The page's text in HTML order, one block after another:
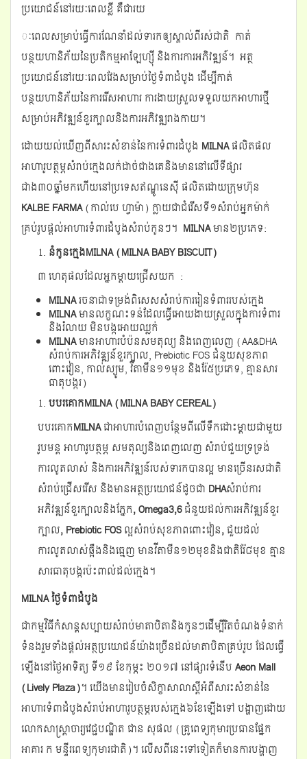
ប្រយោជន៍នៅរយៈពេលខ្លី គឺជារយ
ៈពេលសម្រាប់ធ្វើការណែនាំដល់ទារកឲ្យស្គាល់ពីរស់ជាតិ កាត់
បន្ថយហានិភ័យនៃប្រតិកម្មអាឡែហ្ស៊ី និងការការអភិវឌ្ឍន៍។ អត្ថ
ប្រយោជន៍នៅរយៈពេលវែងសម្រាប់ថ្ងៃទំពាដំបូង ដើម្បីកាត់
បន្ថយហានិភ័យនៃការរើសអាហារ ការងាយស្រួលទទួលយកអាហារថ្មី
សម្រាប់អភិវឌ្ឍន៍ខួរក្បាលនិងការអភិវឌ្ឍរាងកាយ។
ដោយយល់ឃើញពីសារះសំខាន់នៃការទំពារដំបូង MILNAផលិតផល
អាហារូបត្ថម្ភសំរាប់ក្មេងលក់ដាច់ជាងគេនិងមាននៅលើទីផ្សារ
ជាង៣០ឆ្នាំមកហើយនៅប្រទេសឥណ្ឌូនេស៊ី ផលិតដោយក្រុមហ៊ុន
KALBE FARMA(កាល់បេ ហ្វាម៉ា) ក្លាយជាជំរើសទី១សំរាប់អ្នកម៉ាក់
គ្រប់រូបផ្តល់អាហារទំពារដំបូងសំរាប់កូនៗ។ MILNA​ មាន២ប្រភេទ:
នំកូនក្មេងMILNA (MILNA BABY BISCUIT)
៣ ហេតុផលដែលអ្នកម្តាយជ្រើសយក :
MILNAរចនាជាទម្រង់ពិសេសសំរាប់ការរៀនទំពាររបស់ក្មេង
MILNAមានលក្ខណះទន់ដែលធ្វើអោយងាយស្រួលក្នុងការទំពារ
និងរំលាយ មិនបង្កអោយឈ្លក់
MILNAមានអាហារបំប៉នសមតុល្យ និងពេញលេញ (AA&DHA
សំរាប់ការអភិវឌ្ឍន៍ខួរក្បាល, Prebiotic FOS ជំនួយសុខភាព
ពោះវៀន, កាល់ស្យូម, វីតាមីន១១មុខ និងរ៉ែ៥ប្រភេទ,​ គ្មានសារ
ធាតុបង្ករ)
បបរគោកMILNA (MILNA BABY CEREAL)
បបរគោកMILNAជាអាហារបំពេញបន្ថែមពីលើទឹកដោះម្តាយជាមួយ
រូបមន្ត អាហារូបត្ថម្ភ សមតុល្យនិងពេញលេញ សំរាប់ជួយទ្រទ្រង់
ការលូតលាស់ និងការអភិវឌ្ឍន៍របស់ទារកបានល្អ មានច្រើនរសជាតិ
សំរាប់ជ្រើសរើស និងមានអត្ថប្រយោជន៍ដូចជា DHAសំរាប់ការ
អភិវឌ្ឍន៍ខួរក្បាលនិងភ្នែក,Omega3,6ជំនួយដល់ការអភិវឌ្ឍន៍ខួរ
ក្បាល, Prebiotic FOSល្អសំរាប់សុខភាពពោះវៀន, ជួយដល់
ការលូតលាស់ឆ្អឹងនិងធ្មេញ មានវីតាមីន១២មុខនិងជាតិរ៉ែ៨មុខ គ្មាន
សារធាតុបង្ករប៉ះពាល់ដល់ក្មេង។
MILNAថ្ងៃទំពាដំបូង
ជាកម្មវិធីកំសាន្តសប្បាយសំរាប់មាតាបិតានិងកូនៗដើម្បីរិតចំណងទំនាក់
ទំនងរួមទាំងផ្តល់អត្ថប្រយោជន៍យ៉ាងច្រើនដល់មាតាបិតាគ្រប់រូប ដែលធ្វើ
ឡើងនៅថ្ងៃអាទិត្យ ទី១៩ ខែកុម្ភះ ២០១៧ នៅផ្សារទំនើប Aeon Mall
(Lively Plaza)។ យើងមានរៀបចំសិក្ខាសាលាស្តីអំពីសារះសំខាន់នៃ
អាហារទំពាដំបូងសំរាប់អាហារូបត្ថម្ភរបស់ក្មេង៦ខែឡើងទៅ បង្ហាញដោយ
លោកសាស្ត្រាចារ្យវេជ្ជបណ្ឌិត ជាន សុផល (គ្រូពេទ្យកុមារប្រធានផ្នែក
អាគារ ក មន្ទីរពេទ្យកុមារជាតិ)។ លើសពីនេះទៅទៀតក៏មានការបង្ហាញ